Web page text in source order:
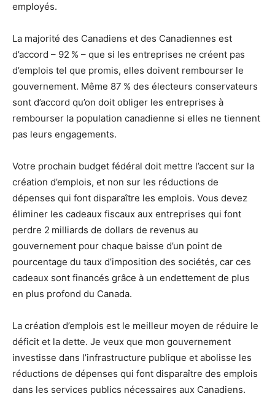
employés.
La majorité des Canadiens et des Canadiennes est
d’accord – 92 % – que si les entreprises ne créent pas
d’emplois tel que promis, elles doivent rembourser le
gouvernement. Même 87 % des électeurs conservateurs
sont d’accord qu’on doit obliger les entreprises à
rembourser la population canadienne si elles ne tiennent
pas leurs engagements.
Votre prochain budget fédéral doit mettre l’accent sur la
création d’emplois, et non sur les réductions de
dépenses qui font disparaître les emplois. Vous devez
éliminer les cadeaux fiscaux aux entreprises qui font
perdre 2 milliards de dollars de revenus au
gouvernement pour chaque baisse d’un point de
pourcentage du taux d’imposition des sociétés, car ces
cadeaux sont financés grâce à un endettement de plus
en plus profond du Canada.
La création d’emplois est le meilleur moyen de réduire le
déficit et la dette. Je veux que mon gouvernement
investisse dans l’infrastructure publique et abolisse les
réductions de dépenses qui font disparaître des emplois
dans les services publics nécessaires aux Canadiens.